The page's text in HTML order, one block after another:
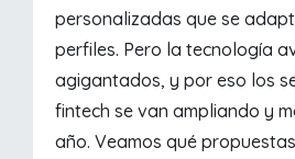
personalizadas que se
perfiles. Pero la tecnología
agigantados, y por eso los
fintech se van ampliando y
año. Veamos qué